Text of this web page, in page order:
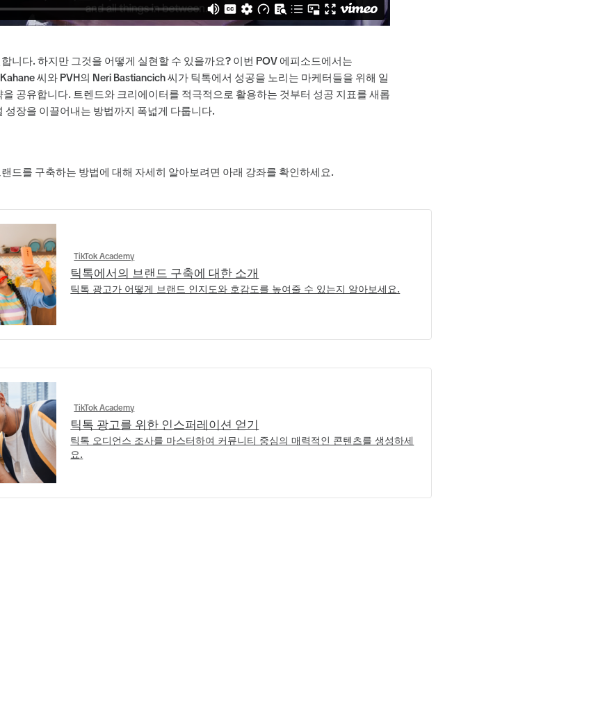
니다. 하지만 그것을 어떻게 실현할 수 있을까요? 이번 POV 에피소드에서는
씨와 PVH의 Neri Bastiancich 씨가 틱톡에서 성공을 노리는 마케터들을 위해 일
을 공유합니다. 트렌드와 크리에이터를 적극적으로 활용하는 것부터 성공 지표를 새롭
성장을 이끌어내는 방법까지 폭넓게 다룹니다.
드를 구축하는 방법에 대해 자세히 알아보려면 아래 강좌를 확인하세요.
TikTok Academy
틱톡에서의 브랜드 구축에 대한 소개
틱톡 광고가 어떻게 브랜드 인지도와 호감도를 높여줄 수 있는지 알아보세요.
TikTok Academy
틱톡 광고를 위한 인스퍼레이션 얻기
틱톡 오디언스 조사를 마스터하여 커뮤니티 중심의 매력적인 콘텐츠를 생성하세
요.